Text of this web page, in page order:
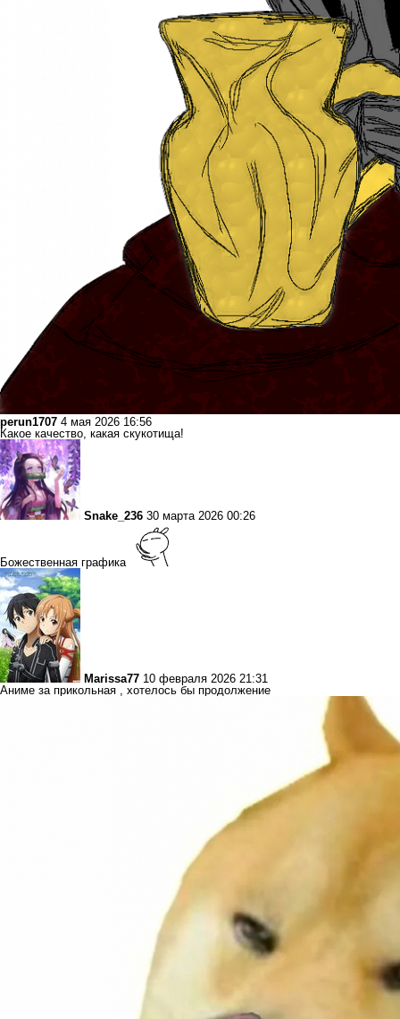
perun1707 4 мая 2026 16:56
Какое качество, какая скукотища!
Snake_236 30 марта 2026 00:26
Божественная графика
Marissa77 10 февраля 2026 21:31
Аниме за прикольная , хотелось бы продолжение